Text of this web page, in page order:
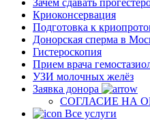
Зачем сдавать
Криоконсервация
Подготовка к
Донорская сперма в
Гистероскопия
Прием врача
УЗИ молочных желёз
Заявка донора
СОГЛАСИЕ НА
Все услуги